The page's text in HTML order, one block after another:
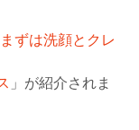
ずは洗顔とクレ
」が紹介されま